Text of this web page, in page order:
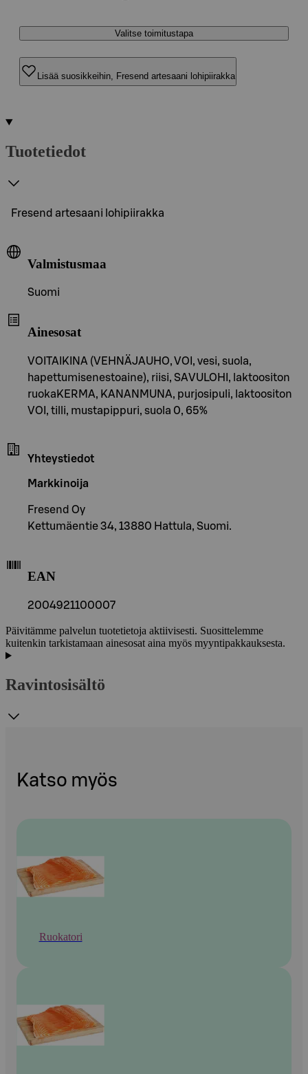
Valitse toimitustapa
Lisää suosikkeihin, Fresend artesaani lohipiirakka
Tuotetiedot
Fresend artesaani lohipiirakka
Valmistusmaa
Suomi
Ainesosat
VOITAIKINA (VEHNÄJAUHO, VOI, vesi, suola,
hapettumisenestoaine), riisi, SAVULOHI, laktoositon
ruokaKERMA, KANANMUNA, purjosipuli, laktoositon
VOI, tilli, mustapippuri, suola 0, 65%
Yhteystiedot
Markkinoija
Fresend Oy
Kettumäentie 34, 13880 Hattula, Suomi.
EAN
2004921100007
Päivitämme palvelun tuotetietoja aktiivisesti. Suosittelemme
kuitenkin tarkistamaan ainesosat aina myös myyntipakkauksesta.
Ravintosisältö
Katso myös
Ruokatori